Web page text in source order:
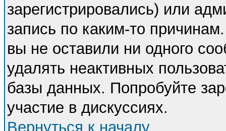
зарегистрировались) или
запись по каким-то
вы не оставили ни одного
удалять неактивных
базы данных. Попробуйте
участие в дискуссиях.
Вернуться к началу